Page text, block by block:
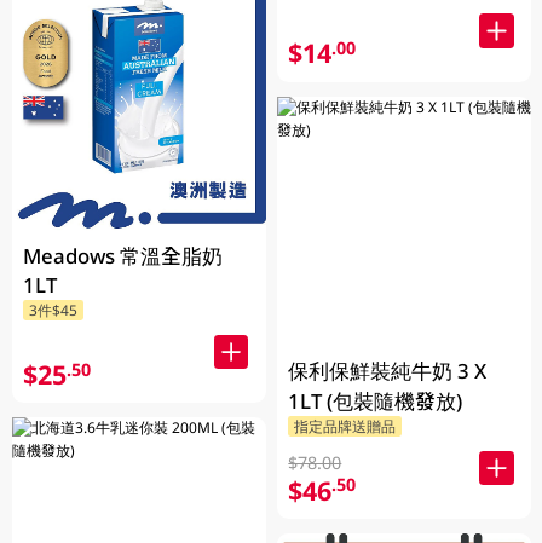
Meadows 常溫全脂奶
1LT
3件$45
$25.50
$14.00
保利保鮮裝純牛奶 3 X
1LT (包裝隨機發放)
指定品牌送贈品
$78.00
$46.50